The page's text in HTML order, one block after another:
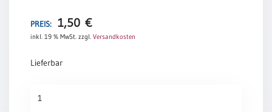
Restbestände
Broschüren
Nichts wird mir fehlen. Amen.
PREIS: 1,50 €
inkl. 19 % MwSt. zzgl. Versandkosten
Lieferbar
Menge